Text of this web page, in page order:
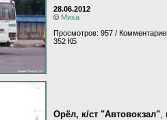
28.06.2012
© Миха
Просмотров: 957 /
352 КБ
Орёл, к/ст "Автовокзал"